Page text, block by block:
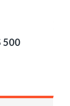
500